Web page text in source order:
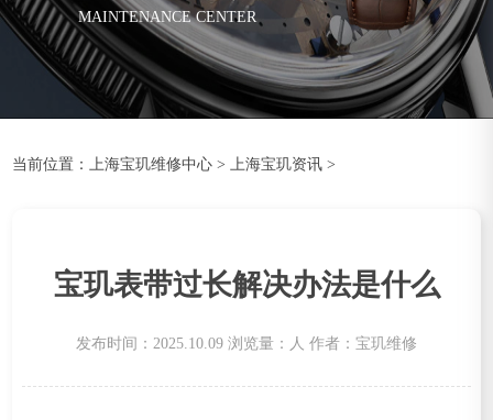
MAINTENANCE CENTER
当前位置： 上海宝玑维修中心 > 上海宝玑资讯 >
宝玑表带过长解决办法是什么
发布时间：2025.10.09 浏览量： 人 作者：宝玑维修